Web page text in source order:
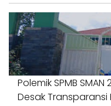
Polemik SPMB
Desak Transparansi